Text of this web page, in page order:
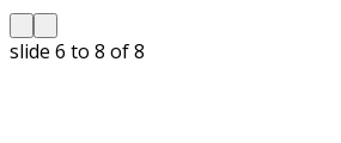
slide 7 to 9 of 8